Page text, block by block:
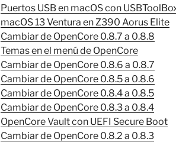
Puertos USB en macOS con
macOS 13 Ventura en Z390 Aorus Elite
Cambiar de OpenCore 0.8.7 a 0.8.8
Temas en el menú de OpenCore
Cambiar de OpenCore 0.8.6 a 0.8.7
Cambiar de OpenCore 0.8.5 a 0.8.6
Cambiar de OpenCore 0.8.4 a 0.8.5
Cambiar de OpenCore 0.8.3 a 0.8.4
OpenCore Vault con UEFI Secure Boot
Cambiar de OpenCore 0.8.2 a 0.8.3